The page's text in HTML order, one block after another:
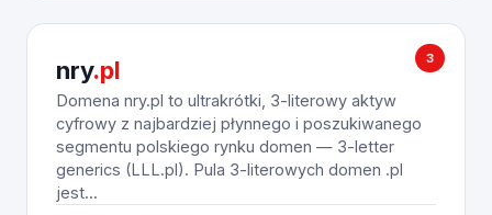
3
nry.pl
Domena nry.pl to ultrakrótki, 3-literowy aktyw
cyfrowy z najbardziej płynnego i poszukiwanego
segmentu polskiego rynku domen — 3-letter
generics (LLL.pl). Pula 3-literowych domen .pl
jest...